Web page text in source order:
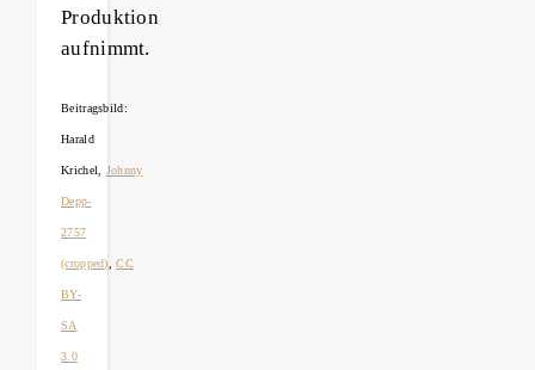
Produktion
aufnimmt.
Beitragsbild:
Harald
Krichel, Johnny
Depp-
2757
(cropped) ,CC
BY-
SA
3.0